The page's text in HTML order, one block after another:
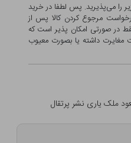
را می‌پذیرید. پس لطفا در خرید
مرجوع کردن کالا پس از
در صورتی امکان پذیر است که
مغایرت داشته یا بصورت معيوب
ملک یاری نشر پرتقال